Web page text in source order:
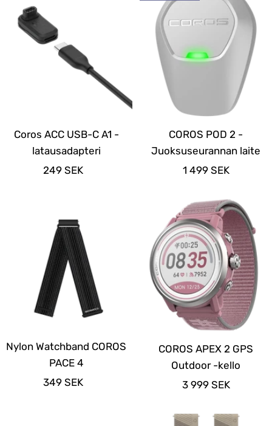
Coros ACC USB-C A1 -
latausadapteri
Alennushinta
249 SEK
COROS POD 2 -
Juoksuseurannan laite
Alennushinta
1 499 SEK
Nylon Watchband COROS
PACE 4
Alennushinta
349 SEK
COROS APEX 2 GPS
Outdoor -kello
Alennushinta
3 999 SEK